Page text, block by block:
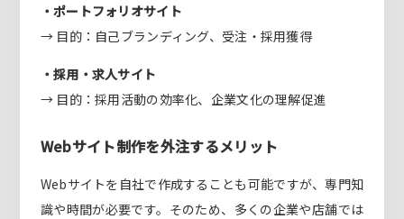
・ポートフォリオサイト
→ 目的：自己ブランディング、受注・採用獲得
・採用・求人サイト
→ 目的：採用活動の効率化、企業文化の理解促進
Webサイト制作を外注するメリット
Webサイトを自社で作成することも可能ですが、専門知
識や時間が必要です。そのため、多くの企業や店舗では